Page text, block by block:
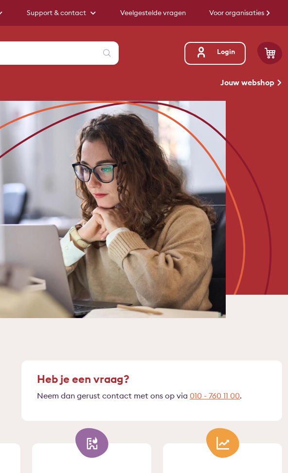
Support & contact Veelgestelde vragen Voor organisaties
Zoeken Login
Jouw webshop
Heb je een vraag?
Neem dan gerust contact met ons op via 010 - 760 11 00.